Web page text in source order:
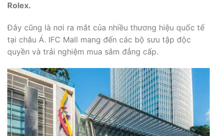
Rolex.
Đây cũng là nơi ra mắt của nhiều thương hiệu quốc tế
tại châu Á. IFC Mall mang đến các bộ sưu tập độc
quyền và trải nghiệm mua sắm đẳng cấp.